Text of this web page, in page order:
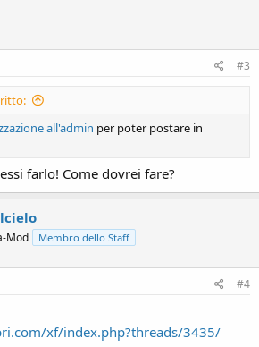
#3
all'admin per poter postare in
farlo! Come dovrei fare?
Mod Membro dello Staff
#4
xf/index.php?threads/3435/